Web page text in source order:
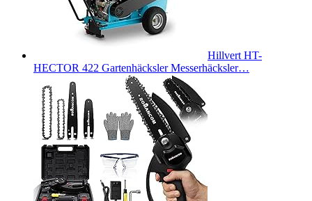
Hillvert HT-
HECTOR 422 Gartenhäcksler Messerhäcksler…